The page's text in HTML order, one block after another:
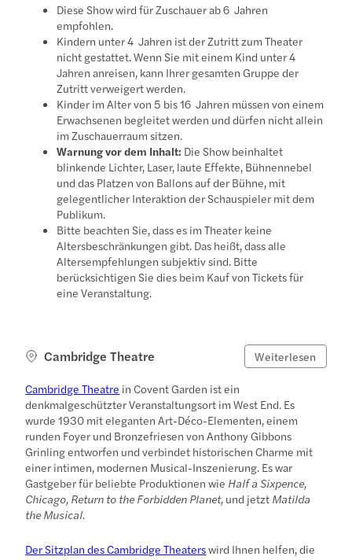
Diese Show wird für Zuschauer ab 6 Jahren
empfohlen.
Kindern unter 4 Jahren ist der Zutritt zum Theater
nicht gestattet. Wenn Sie mit einem Kind unter 4
Jahren anreisen, kann Ihrer gesamten Gruppe der
Zutritt verweigert werden.
Kinder im Alter von 5 bis 16 Jahren müssen von einem
Erwachsenen begleitet werden und dürfen nicht allein
im Zuschauerraum sitzen.
Warnung vor dem Inhalt: Die Show beinhaltet
blinkende Lichter, Laser, laute Effekte, Bühnennebel
und das Platzen von Ballons auf der Bühne, mit
gelegentlicher Interaktion der Schauspieler mit dem
Publikum.
Bitte beachten Sie, dass es im Theater keine
Altersbeschränkungen gibt. Das heißt, dass alle
Altersempfehlungen subjektiv sind. Bitte
berücksichtigen Sie dies beim Kauf von Tickets für
eine Veranstaltung.
Cambridge Theatre Weiterlesen
Cambridge Theatre in Covent Garden ist ein
denkmalgeschützter Veranstaltungsort im West End. Es
wurde 1930 mit eleganten Art-Déco-Elementen, einem
runden Foyer und Bronzefriesen von Anthony Gibbons
Grinling entworfen und verbindet historischen Charme mit
einer intimen, modernen Musical-Inszenierung. Es war
Gastgeber für beliebte Produktionen wie Half a Sixpence,
Chicago, Return to the Forbidden Planet, und jetzt Matilda
the Musical.
Der Sitzplan des Cambridge Theaterswird Ihnen helfen, die